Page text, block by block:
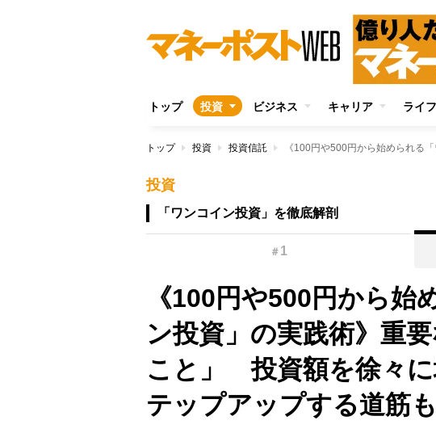
トップ 投資 ビジネス キャリア ライフ
トップ 投資 投資信託
投資
「ワンコイン投資」を徹底解剖
＃ 1
《100円や500円から始
ン投資」の実践術》重
こと」 投資額を徐々
テップアップする道筋も